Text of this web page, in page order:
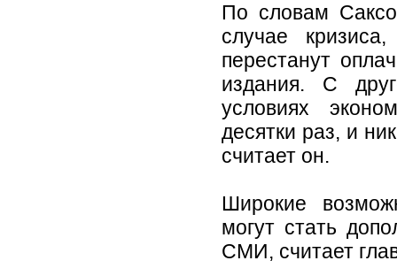
По словам
случае
перестанут
издания. С
условиях
десятки раз, и
считает он.
Широкие
могут стать
СМИ, считает